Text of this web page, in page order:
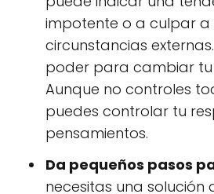
impotente o a culpar a
circunstancias
poder para cambiar tu
Aunque no controles
puedes controlar tu
pensamientos.
Da pequeños pasos
necesitas una solución